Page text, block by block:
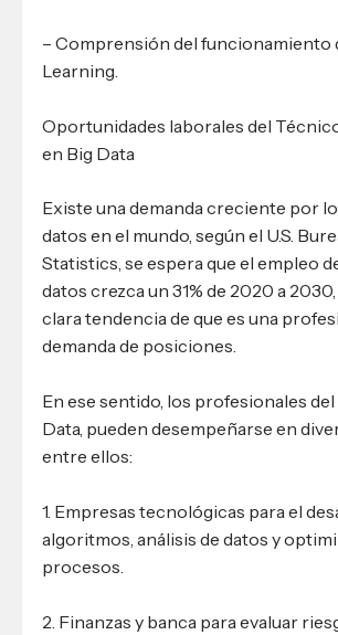
– Comprensión del funcionamiento
Learning.
Oportunidades laborales del
en Big Data
Existe una demanda creciente por
datos en el mundo, según el U.S.
Statistics, se espera que el empleo
datos crezca un 31% de 2020 a
clara tendencia de que es una
demanda de posiciones.
En ese sentido, los profesionales
Data, pueden desempeñarse en
entre ellos:
1. Empresas tecnológicas para el
algoritmos, análisis de datos y
procesos.
2. Finanzas y banca para evaluar